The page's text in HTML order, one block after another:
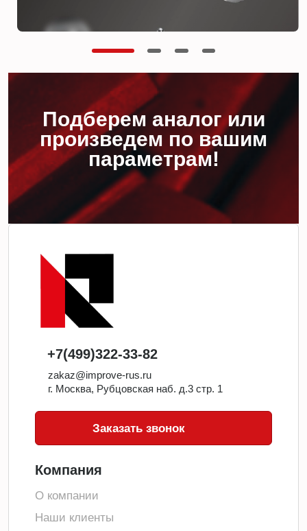
Подберем аналог или
произведем по вашим
параметрам!
+7(499)322-33-82
zakaz@improve-rus.ru
г. Москва, Рубцовская наб. д.3 стр. 1
Заказать звонок
Компания
О компании
Наши клиенты